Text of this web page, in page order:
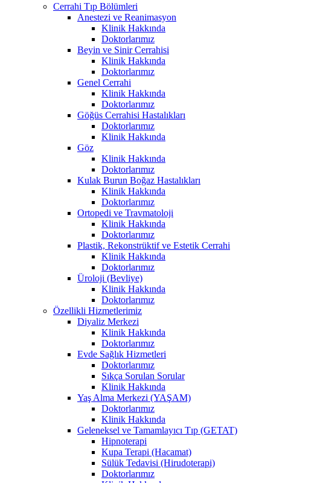
Cerrahi Tıp Bölümleri
Anestezi ve Reanimasyon
Klinik Hakkında
Doktorlarımız
Beyin ve Sinir Cerrahisi
Klinik Hakkında
Doktorlarımız
Genel Cerrahi
Klinik Hakkında
Doktorlarımız
Göğüs Cerrahisi Hastalıkları
Doktorlarımız
Klinik Hakkında
Göz
Klinik Hakkında
Doktorlarımız
Kulak Burun Boğaz Hastalıkları
Klinik Hakkında
Doktorlarımız
Ortopedi ve Travmatoloji
Klinik Hakkında
Doktorlarımız
Plastik, Rekonstrüktif ve Estetik Cerrahi
Klinik Hakkında
Doktorlarımız
Üroloji (Bevliye)
Klinik Hakkında
Doktorlarımız
Özellikli Hizmetlerimiz
Diyaliz Merkezi
Klinik Hakkında
Doktorlarımız
Evde Sağlık Hizmetleri
Doktorlarımız
Sıkça Sorulan Sorular
Klinik Hakkında
Yaş Alma Merkezi (YAŞAM)
Doktorlarımız
Klinik Hakkında
Geleneksel ve Tamamlayıcı Tıp (GETAT)
Hipnoterapi
Kupa Terapi (Hacamat)
Sülük Tedavisi (Hirudoterapi)
Doktorlarımız